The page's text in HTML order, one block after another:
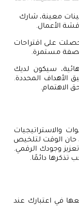
معينة، شارك
الأعمال.
على اقتراحات
بصفة مستمرة.
سيكون لديك
الأهداف المحددة.
الاهتمام.
والاستراتيجيات
حان الوقت لتلخيص
وجودك الرقمي.
دائمًا.
في اعتبارك عند